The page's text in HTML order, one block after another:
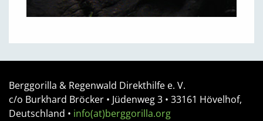
Berggorilla & Regenwald Direkthilfe e. V.
c/o Burkhard Bröcker • Jüdenweg 3 • 33161 Hövelhof,
Deutschland • info(at)berggorilla.org